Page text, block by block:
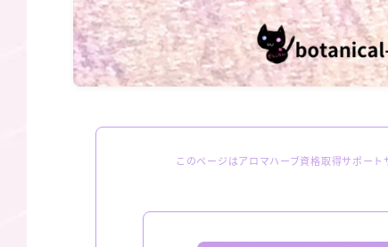
このページはアロマハーブ資格取得サポー